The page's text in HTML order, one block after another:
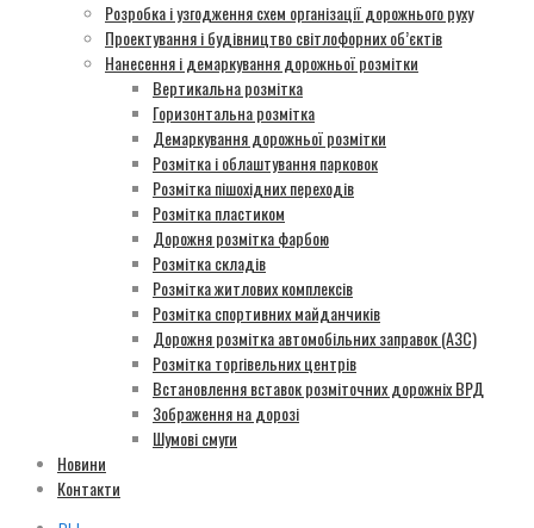
Розробка і узгодження схем організації дорожнього руху
Проектування і будівництво світлофорних об’єктів
Нанесення і демаркування дорожньої розмітки
Вертикальна розмітка
Горизонтальна розмітка
Демаркування дорожньої розмітки
Розмітка і облаштування парковок
Розмітка пішохідних переходів
Розмітка пластиком
Дорожня розмітка фарбою
Розмітка складів
Розмітка житлових комплексів
Розмітка спортивних майданчиків
Дорожня розмітка автомобільних заправок (АЗС)
Розмітка торгівельних центрів
Встановлення вставок розміточних дорожніх ВРД
Зображення на дорозі
Шумові смуги
Новини
Контакти